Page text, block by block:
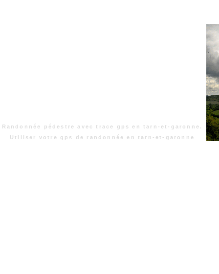
Randonnée pédestre avec trace gps en tarn-et-garonne.
Utiliser votre gps de randonnée en tarn-et-garonne